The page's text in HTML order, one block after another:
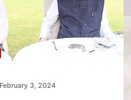
February 3, 2024